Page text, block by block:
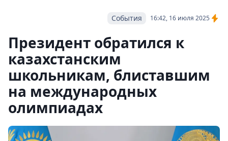
16:42, 16 июля 2025
События
Президент обратился к
казахстанским
школьникам, блиставшим
на международных
олимпиадах